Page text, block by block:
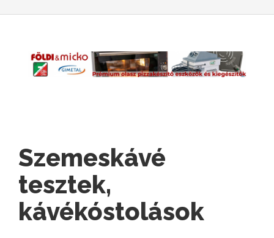
Szemeskávé
tesztek,
kávékóstolások